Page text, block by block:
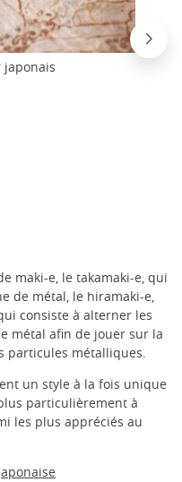
japonais
maki-e, le takamaki-e, qui
de métal, le hiramaki-e,
consiste à alterner les
métal afin de jouer sur la
particules métalliques.
un style à la fois unique
particulièrement à
les plus appréciés au